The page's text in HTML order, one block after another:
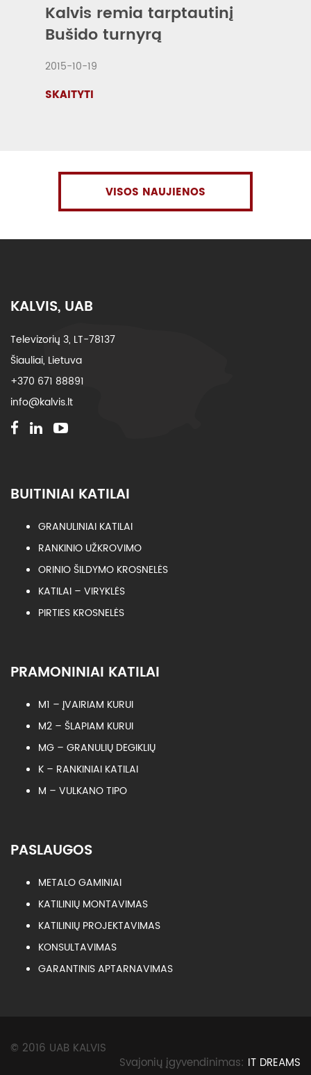
Kalvis remia tarptautinį
Bušido turnyrą
2015-10-19
SKAITYTI
VISOS NAUJIENOS
KALVIS, UAB
Televizorių 3, LT-78137
Šiauliai, Lietuva
+370 671 88891
info@kalvis.lt
BUITINIAI KATILAI
GRANULINIAI KATILAI
RANKINIO UŽKROVIMO
ORINIO ŠILDYMO KROSNELĖS
KATILAI – VIRYKLĖS
PIRTIES KROSNELĖS
PRAMONINIAI KATILAI
M1 – ĮVAIRIAM KURUI
M2 – ŠLAPIAM KURUI
MG – GRANULIŲ DEGIKLIŲ
K – RANKINIAI KATILAI
M – VULKANO TIPO
PASLAUGOS
METALO GAMINIAI
KATILINIŲ MONTAVIMAS
KATILINIŲ PROJEKTAVIMAS
KONSULTAVIMAS
GARANTINIS APTARNAVIMAS
© 2016 UAB KALVIS
Svajonių įgyvendinimas: IT DREAMS